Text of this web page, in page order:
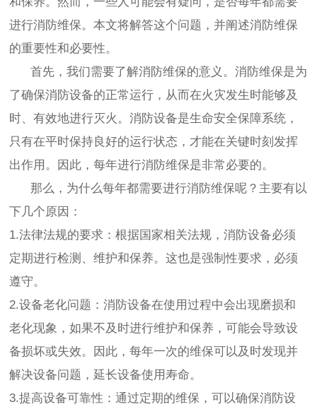
进行消防维保。本文将解答这个问题，并阐述消防维保
的重要性和必要性。
首先，我们需要了解消防维保的意义。消防维保是为
了确保消防设备的正常运行，从而在火灾发生时能够及
时、有效地进行灭火。消防设备是生命安全保障系统，
只有在平时保持良好的运行状态，才能在关键时刻发挥
出作用。因此，每年进行消防维保是非常必要的。
那么，为什么每年都需要进行消防维保呢？主要有以
下几个原因：
1.法律法规的要求：根据国家相关法规，消防设备必须
定期进行检测、维护和保养。这也是强制性要求，必须
遵守。
2.设备老化问题：消防设备在使用过程中会出现磨损和
老化现象，如果不及时进行维护和保养，可能会导致设
备损坏或失效。因此，每年一次的维保可以及时发现并
解决设备问题，延长设备使用寿命。
3.提高设备可靠性：通过定期的维保，可以确保消防设